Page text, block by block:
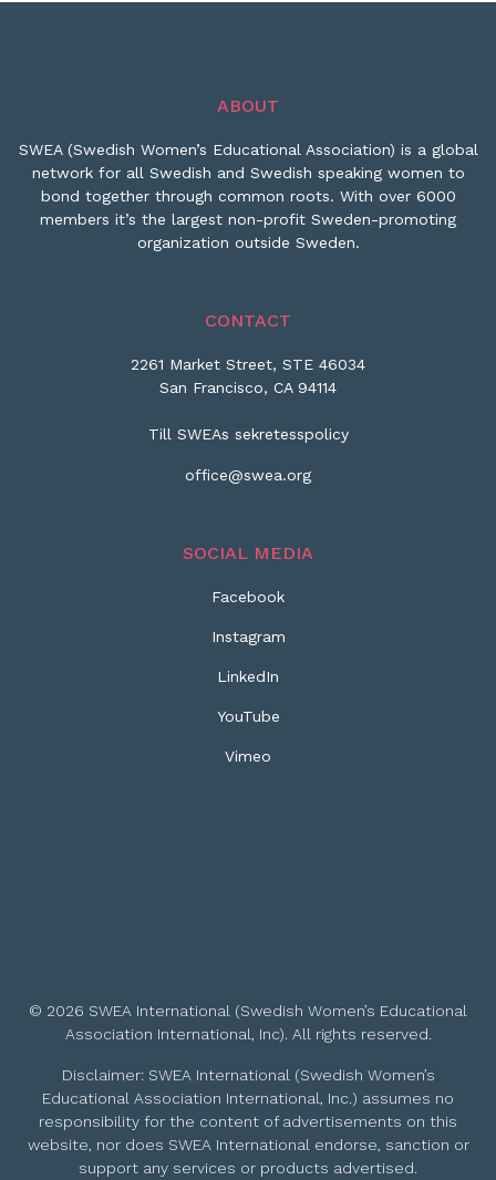
ABOUT
SWEA (Swedish Women’s Educational Association) is a global
network for all Swedish and Swedish speaking women to
bond together through common roots. With over 6000
members it’s the largest non-profit Sweden-promoting
organization outside Sweden.
CONTACT
2261 Market Street, STE 46034
San Francisco, CA 94114
Till SWEAs sekretesspolicy
office@swea.org
SOCIAL MEDIA
Facebook
Instagram
LinkedIn
YouTube
Vimeo
© 2026 SWEA International (Swedish Women’s Educational
Association International, Inc). All rights reserved.
Disclaimer: SWEA International (Swedish Women’s
Educational Association International, Inc.) assumes no
responsibility for the content of advertisements on this
website, nor does SWEA International endorse, sanction or
support any services or products advertised.